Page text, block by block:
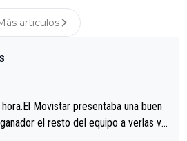
articulos
Movistar presentaba una buen
el resto del equipo a verlas ve